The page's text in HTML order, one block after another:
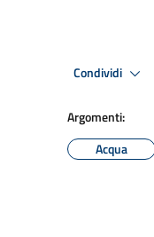
Condividi
Argomenti:
Acqua